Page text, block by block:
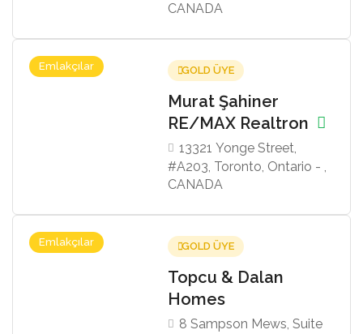
CANADA
Emlakçılar GOLD ÜYE
Murat Şahiner
RE/MAX Realtron
13321 Yonge Street,
#A203, Toronto, Ontario - ,
CANADA
Emlakçılar GOLD ÜYE
Topcu & Dalan
Homes
8 Sampson Mews, Suite